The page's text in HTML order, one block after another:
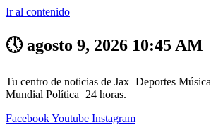
Ir al contenido
🕔 agosto 9, 2026 10:45 AM
Tu centro de noticias de Jax Deportes Música
Mundial Política
24 horas.
FacebookYoutube Instagram